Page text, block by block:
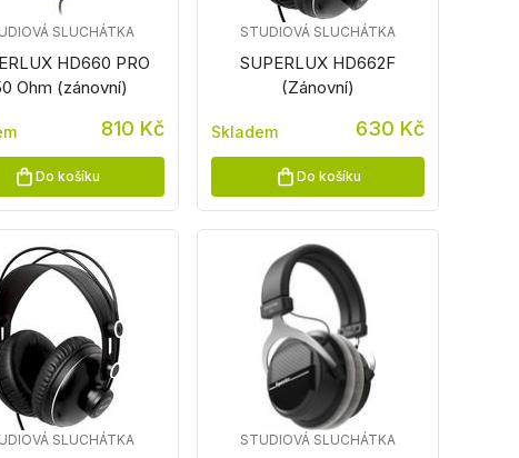
HD660 PRO
Ohm (zánovní)
SLUCHÁTKA
810 Kč
Do košíku
SUPERLUX HD662F
(Zánovní)
STUDIOVÁ SLUCHÁTKA
Skladem 630 Kč
Do košíku
SLUCHÁTKA STUDIOVÁ SLUCHÁTKA